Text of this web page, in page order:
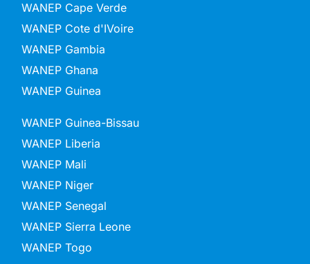
WANEP Cape Verde
WANEP Cote d'IVoire
WANEP Gambia
WANEP Ghana
WANEP Guinea
WANEP Guinea-Bissau
WANEP Liberia
WANEP Mali
WANEP Niger
WANEP Senegal
WANEP Sierra Leone
WANEP Togo